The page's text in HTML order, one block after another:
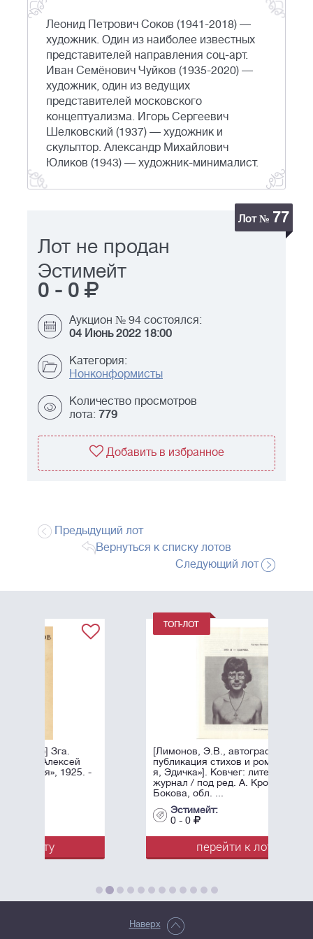
Леонид Петрович Соков (1941-2018) —
художник. Один из наиболее известных
представителей направления соц-арт.
Иван Семёнович Чуйков (1935-2020) —
художник, один из ведущих
представителей московского
концептуализма. Игорь Сергеевич
Шелковский (1937) — художник и
скульптор. Александр Михайлович
Юликов (1943) — художник-минималист.
Лот № 77
Лот не продан
Эстимейт
0 - 0
Аукцион № 94 состоялся:
04 Июнь 2022 18:00
Категория:
Нонконформисты
Количество просмотров
лота: 779
Добавить в избранное
Предыдущий лот
Вернуться к списку лотов
Следующий лот
[Лимонов, Э.В., автограф]. Первая
публикация стихов и романа «Это
я, Эдичка»]. Ковчег: литературный
журнал / под ред. А. Крона и Н.
перейти к лоту
Наверх